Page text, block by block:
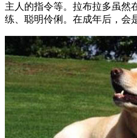
主人的指令等。拉布拉多虽然
练、聪明伶俐。在成年后，会